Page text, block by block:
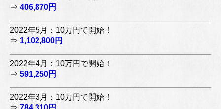
⇒ 406,870円
2022年5月：10万円で開始！
⇒ 1,102,800円
2022年4月：10万円で開始！
⇒ 591,250円
2022年3月：10万円で開始！
⇒ 784,310円